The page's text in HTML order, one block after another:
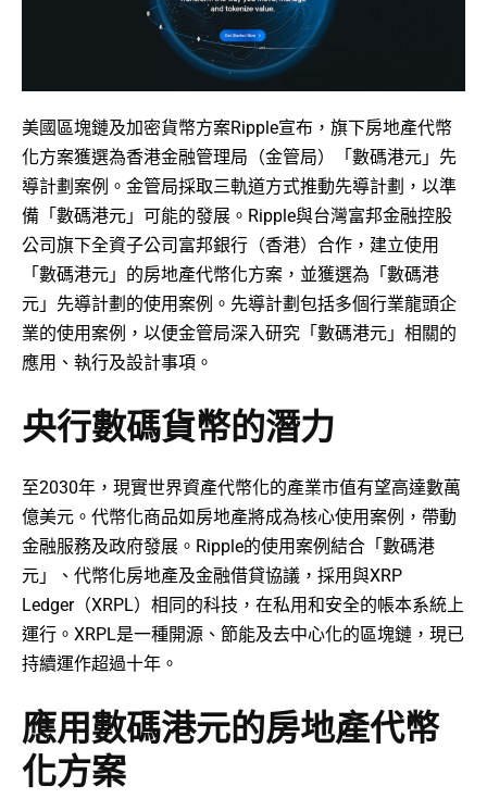
美國區塊鏈及加密貨幣方案Ripple宣布，旗下房地產代幣
化方案獲選為香港金融管理局（金管局）「數碼港元」先
導計劃案例。金管局採取三軌道方式推動先導計劃，以準
備「數碼港元」可能的發展。Ripple與台灣富邦金融控股
公司旗下全資子公司富邦銀行（香港）合作，建立使用
「數碼港元」的房地產代幣化方案，並獲選為「數碼港
元」先導計劃的使用案例。先導計劃包括多個行業龍頭企
業的使用案例，以便金管局深入研究「數碼港元」相關的
應用、執行及設計事項。
央行數碼貨幣的潛力
至2030年，現實世界資產代幣化的產業市值有望高達數萬
億美元。代幣化商品如房地產將成為核心使用案例，帶動
金融服務及政府發展。Ripple的使用案例結合「數碼港
元」、代幣化房地產及金融借貸協議，採用與XRP
Ledger（XRPL）相同的科技，在私用和安全的帳本系統上
運行。XRPL是一種開源、節能及去中心化的區塊鏈，現已
持續運作超過十年。
應用數碼港元的房地產代幣
化方案